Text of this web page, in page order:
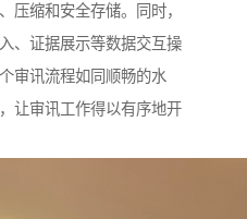
压缩和安全存储。同时，
、证据展示等数据交互操
审讯流程如同顺畅的水
让审讯工作得以有序地开